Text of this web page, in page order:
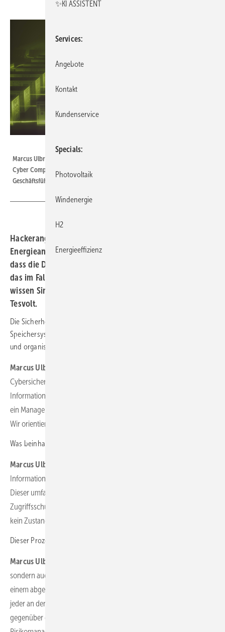
Marcus Ulbricht (oben) ist bei Tesvolt der Experte für Cyber Security &
Cyber Compliance Energiehandel. Simon Schandert ist technischer
Geschäftsführer des Wittenberger Speicherherstellers.
Hackerangriffe sind für Unternehmen und Betreiber von
Energieanlagen schon fast Alltag. Umso wichtiger ist es,
dass die Daten nicht in die falschen Hände geraten. Wie
das im Falle von Speichersystemen umgesetzt wird,
wissen Simon Schandert und Marcus Ulbricht von
Tesvolt.
Die Sicherheit der Daten wird wichtiger für Betreiber von großen
Speichersystemen. Wie funktioniert die Cybersicherheit technisch
und organisatorisch?
Marcus Ulbricht:
Cybersicherheit, sondern schauen auf die gesamte
Informationssicherheit. Informationssicherheit wiederum ist für uns
ein Managementsystem – ähnlich wie das Qualitätsmanagement.
Wir orientieren uns am internationalen Standard ISO 27001.
Was beinhaltet die ISO 27001?
Marcus Ulbricht:
Informationssicherheit und die entsprechenden Anforderungen.
Dieser umfasst technische und organisatorische Maßnahmen, von
Zugriffsschutz bis Schulung der Mitarbeiter. Wichtig ist: Sicherheit ist
kein Zustand, sondern ein Prozess.
Dieser Prozess betrifft alle Ebenen?
Marcus Ulbricht:
sondern auch die physische Sicherheit – etwa, ob eine Batterie in
einem abgeschlossenen und abgesicherten Raum steht. Denn wenn
jeder an den Speicher herankommt, nützt die ganze Sicherheit
gegenüber dem Cyberraum wenig. Auch Compliance,
✨KI ASSISTENT
Services
Angebote
Kontakt
Kundenservice
Specials
Photovoltaik
Windenergie
H2
Energieeffizienz